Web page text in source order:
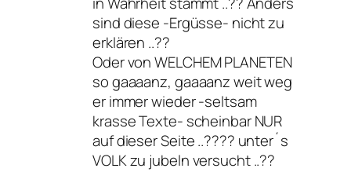
sind diese -Ergüsse- nicht zu
erklären ..??
Oder von WELCHEM PLANETEN
so gaaaanz, gaaaanz weit weg
er immer wieder -seltsam
krasse Texte- scheinbar NUR
auf dieser Seite ..???? unter´s
VOLK zu jubeln versucht ..??